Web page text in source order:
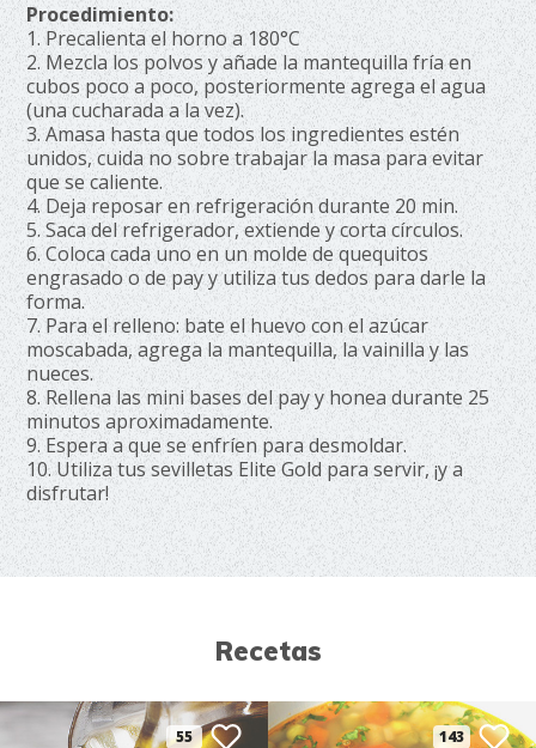
Procedimiento:
1. Precalienta el horno a 180°C
2. Mezcla los polvos y añade la mantequilla fría en
cubos poco a poco, posteriormente agrega el agua
(una cucharada a la vez).
3. Amasa hasta que todos los ingredientes estén
unidos, cuida no sobre trabajar la masa para evitar
que se caliente.
4. Deja reposar en refrigeración durante 20 min.
5. Saca del refrigerador, extiende y corta círculos.
6. Coloca cada uno en un molde de quequitos
engrasado o de pay y utiliza tus dedos para darle la
forma.
7. Para el relleno: bate el huevo con el azúcar
moscabada, agrega la mantequilla, la vainilla y las
nueces.
8. Rellena las mini bases del pay y honea durante 25
minutos aproximadamente.
9. Espera a que se enfríen para desmoldar.
10. Utiliza tus sevilletas Elite Gold para servir, ¡y a
disfrutar!
Recetas
55 143